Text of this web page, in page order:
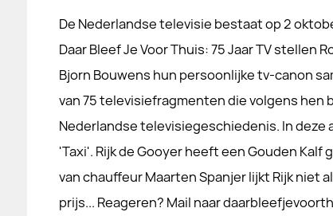
De Nederlandse televisie bestaat op 2
Daar Bleef Je Voor Thuis: 75 Jaar TV stellen
Bjorn Bouwens hun persoonlijke tv-canon
van 75 televisiefragmenten die volgens hen
Nederlandse televisiegeschiedenis. In deze
'Taxi'. Rijk de Gooyer heeft een Gouden Kalf
van chauffeur Maarten Spanjer lijkt Rijk niet
prijs... Reageren? Mail naar